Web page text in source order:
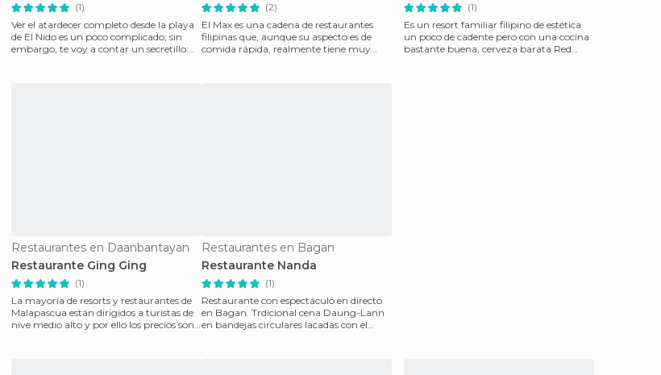
(1)
Ver el atardecer completo desde la playa
de El Nido es un poco complicado; sin
embargo, te voy a contar un secretillo:
(2)
El Max es una cadena de restaurantes
filipinas que, aunque su aspecto es de
comida rápida, realmente tiene muy
(1)
Es un resort familiar filipino de estética
un poco de cadente pero con una cocina
bastante buena, cerveza barata Red
Restaurantes en Daanbantayan
Restaurante Ging Ging
(1)
La mayoría de resorts y restaurantes de
Malapascua están dirigidos a turistas de
nive medio alto y por ello los precios son
Restaurantes en Bagan
Restaurante Nanda
(1)
Restaurante con espectáculo en directo
en Bagan. Trdicional cena Daung-Lann
en bandejas circulares lacadas con el